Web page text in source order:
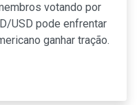
votando por
USD pode enfrentar
ganhar tração.